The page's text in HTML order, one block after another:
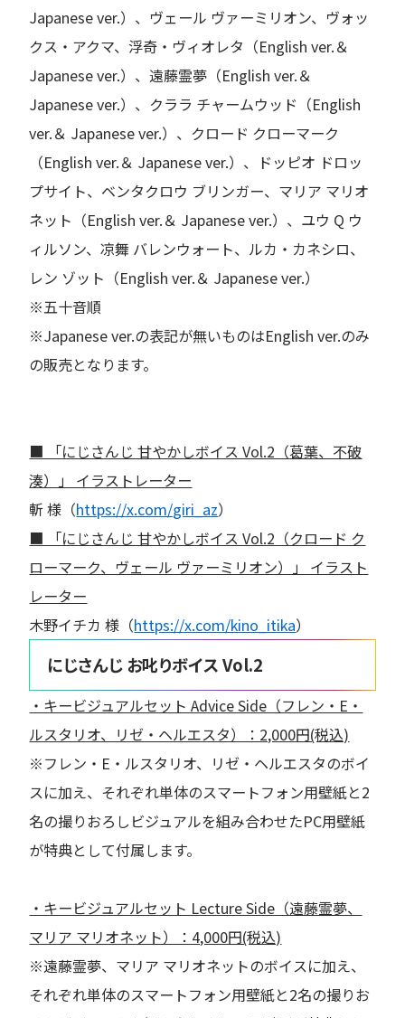
Japanese ver.）、ヴェール ヴァーミリオン、ヴォッ
クス・アクマ、浮奇・ヴィオレタ（English ver.＆
Japanese ver.）、遠藤霊夢（English ver.＆
Japanese ver.）、クララ チャームウッド（English
ver.＆ Japanese ver.）、クロード クローマーク
（English ver.＆ Japanese ver.）、ドッピオ ドロッ
プサイト、ベンタクロウ ブリンガー、マリア マリオ
ネット（English ver.＆ Japanese ver.）、ユウ Q ウ
ィルソン、凉舞 バレンウォート、ルカ・カネシロ、
レン ゾット（English ver.＆ Japanese ver.）
※五十音順
※Japanese ver.の表記が無いものはEnglish ver.のみ
の販売となります。
■ 「にじさんじ 甘やかしボイス Vol.2（葛葉、不破
湊）」 イラストレーター
斬 様（https://x.com/giri_az）
■ 「にじさんじ 甘やかしボイス Vol.2（クロード ク
ローマーク、ヴェール ヴァーミリオン）」 イラスト
レーター
木野イチカ 様（https://x.com/kino_itika）
にじさんじ お叱りボイス Vol.2
・キービジュアルセット Advice Side（フレン・E・
ルスタリオ、リゼ・ヘルエスタ）：2,000円(税込)
※フレン・E・ルスタリオ、リゼ・ヘルエスタのボイ
スに加え、それぞれ単体のスマートフォン用壁紙と2
名の撮りおろしビジュアルを組み合わせたPC用壁紙
が特典として付属します。
・キービジュアルセット Lecture Side（遠藤霊夢、
マリア マリオネット）：4,000円(税込)
※遠藤霊夢、マリア マリオネットのボイスに加え、
それぞれ単体のスマートフォン用壁紙と2名の撮りお